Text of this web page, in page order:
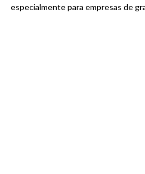
especialmente para empresas de